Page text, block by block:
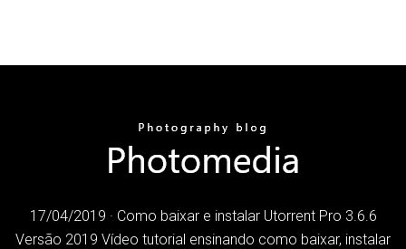
17/04/2019 · Como baixar e instalar Utorrent Pro 3.6.6
Versão 2019 Vídeo tutorial ensinando como baixar, instalar